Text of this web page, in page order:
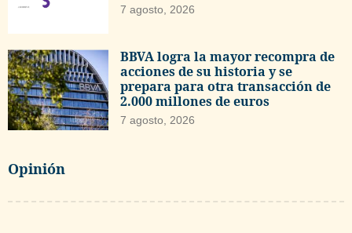
7 agosto, 2026
BBVA logra la mayor recompra de
acciones de su historia y se
prepara para otra transacción de
2.000 millones de euros
7 agosto, 2026
Opinión